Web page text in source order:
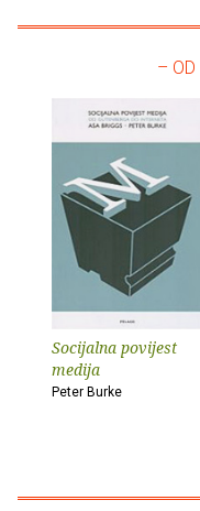
– OD
Socijalna povijest
medija
Peter Burke